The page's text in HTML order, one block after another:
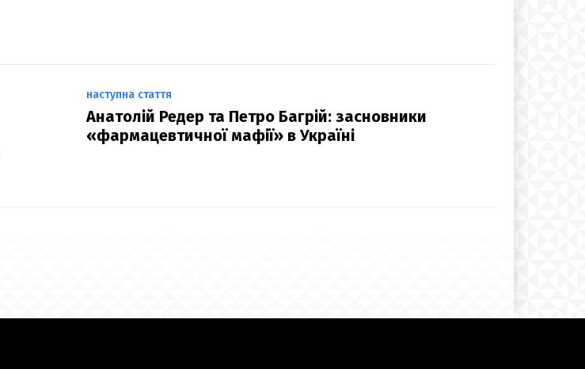
наступна стаття
Анатолій Редер та Петро Багрій: засновники
«фармацевтичної мафії» в Україні